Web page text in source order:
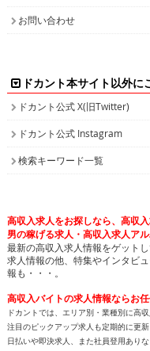
お問い合わせ
ドカント本サイト以外に
ドカント公式 X(旧Twitter)
ドカント公式 Instagram
検索キーワード一覧
高収入求人をお探しなら、高収
男の稼げる求人・高収入求人ア
最新の高収入求人情報をゲットし
求人情報の他、特集やインタビ
報も・・・。
高収入バイトの求人情報ならお任
ドカントでは、エリア別・業種別に高
注目のピックアップ求人も定期的に更
日払いや即決求人、また社員登用あり